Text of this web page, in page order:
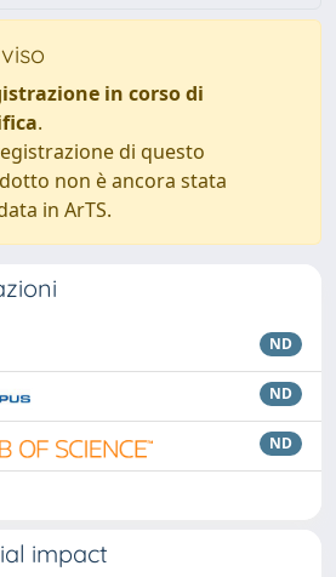
in corso di
.
di questo
non è ancora stata
in ArTS.
ND
ND
ND
impact